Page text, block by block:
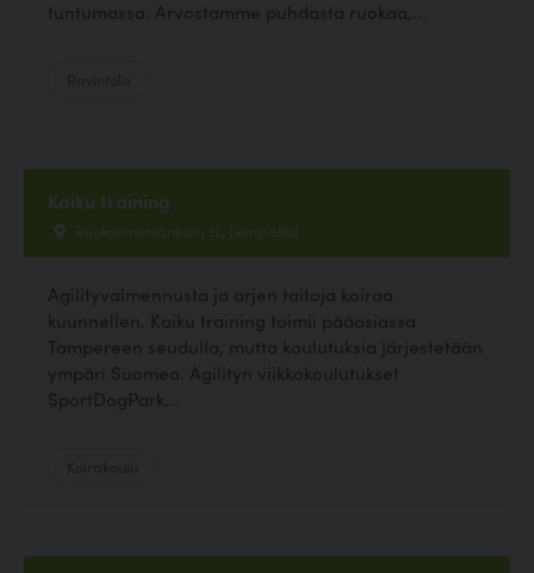
tuntumassa. Arvostamme puhdasta ruokaa,...
Kaiku training
Ruokosmetsänkatu 12, Lempäälä
Agilityvalmennusta ja arjen taitoja koiraa
kuunnellen. Kaiku training toimii pääasiassa
Tampereen seudulla, mutta koulutuksia järjestetään
ympäri Suomea. Agilityn viikkokoulutukset
SportDogPark...